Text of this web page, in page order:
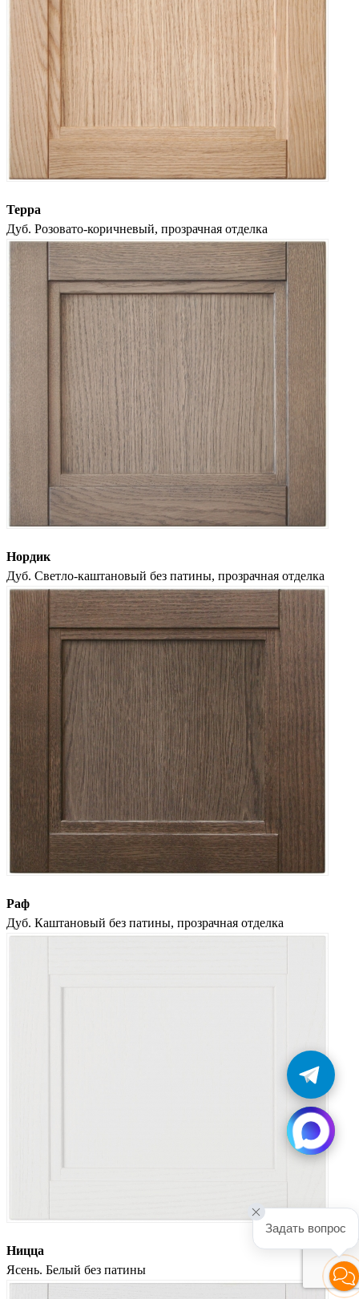
Терра
Дуб. Розовато-коричневый, прозрачная отделка
Нордик
Дуб. Светло-каштановый без патины, прозрачная отделка
Раф
Дуб. Каштановый без патины, прозрачная отделка
Ницца
Ясень. Белый без патины
Задать вопрос